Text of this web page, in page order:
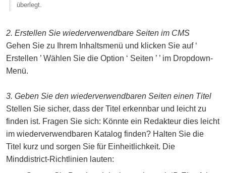
überlegt.
2. Erstellen Sie wiederverwendbare Seiten im CMS
Gehen Sie zu Ihrem Inhaltsmenü und klicken Sie auf ‘
Erstellen ’ Wählen Sie die Option ‘ Seiten ’ ’ im Dropdown-
Menü.
3. Geben Sie den wiederverwendbaren Seiten einen Titel
Stellen Sie sicher, dass der Titel erkennbar und leicht zu
finden ist. Fragen Sie sich: Könnte ein Redakteur dies leicht
im wiederverwendbaren Katalog finden? Halten Sie die
Titel kurz und sorgen Sie für Einheitlichkeit. Die
Minddistrict-Richtlinien lauten: